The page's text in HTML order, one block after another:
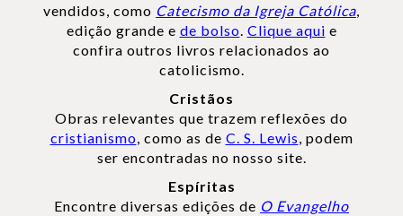
vendidos, como Catecismo da Igreja Católica,
edição grande e de bolso. Clique aqui e
confira outros livros relacionados ao
catolicismo.
Cristãos
Obras relevantes que trazem reflexões do
cristianismo, como as de C. S. Lewis, podem
ser encontradas no nosso site.
Espíritas
Encontre diversas edições de O Evangelho